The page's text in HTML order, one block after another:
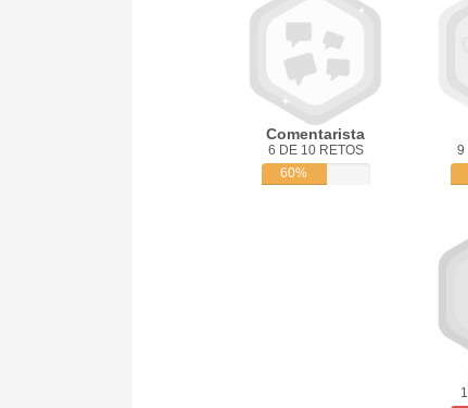
Comentarista
6 DE 10 RETOS
60%
9